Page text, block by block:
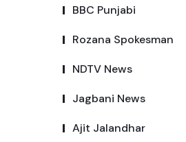
BBC Punjabi
Rozana Spokesman
NDTV News
Jagbani News
Ajit Jalandhar